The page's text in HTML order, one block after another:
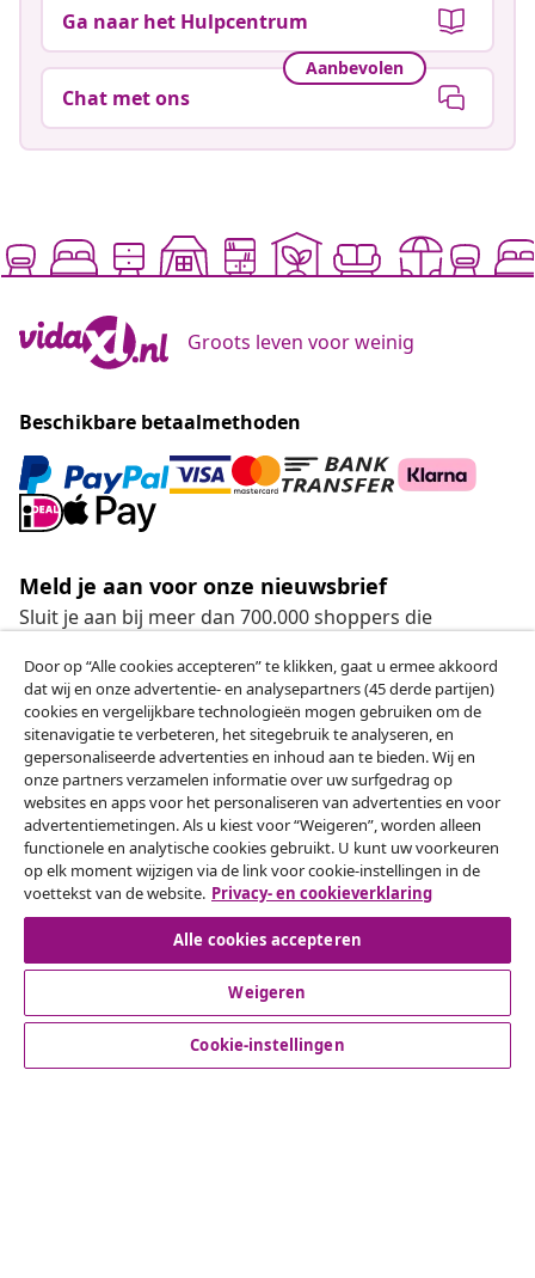
Ga naar het Hulpcentrum
Aanbevolen
Chat met ons
Groots leven voor weinig
Beschikbare betaalmethoden
Meld je aan voor onze nieuwsbrief
Sluit je aan bij meer dan 700.000 shoppers die
artikelen van vidaXL ontvangen.
Onze sociale media
Herroeping van de overeenkomst
Een annulering voor je bestelling indienen
Herroeping van de overeenkomst
Door op “Alle cookies accepteren” te klikken, gaat u ermee akkoord
dat wij en onze advertentie- en analysepartners (45 derde partijen)
cookies en vergelijkbare technologieën mogen gebruiken om de
sitenavigatie te verbeteren, het sitegebruik te analyseren, en
gepersonaliseerde advertenties en inhoud aan te bieden. Wij en
onze partners verzamelen informatie over uw surfgedrag op
websites en apps voor het personaliseren van advertenties en voor
advertentiemetingen. Als u kiest voor “Weigeren”, worden alleen
functionele en analytische cookies gebruikt. U kunt uw voorkeuren
op elk moment wijzigen via de link voor cookie-instellingen in de
voettekst van de website. Privacy- en cookieverklaring
Alle cookies accepteren
Weigeren
Cookie-instellingen